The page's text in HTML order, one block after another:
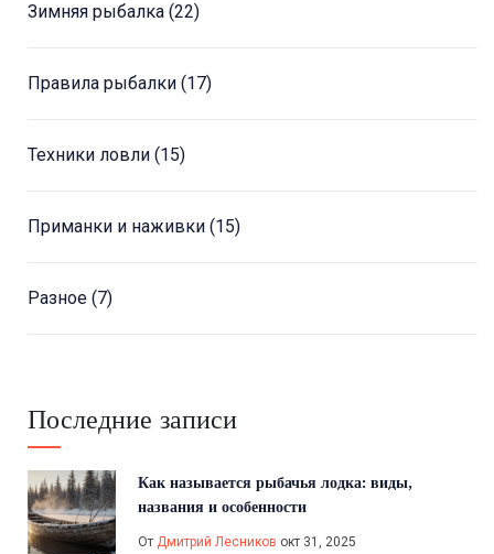
Зимняя рыбалка (22)
Правила рыбалки (17)
Техники ловли (15)
Приманки и наживки (15)
Разное (7)
Последние записи
Как называется рыбачья лодка: виды,
названия и особенности
От Дмитрий Лесников окт 31, 2025